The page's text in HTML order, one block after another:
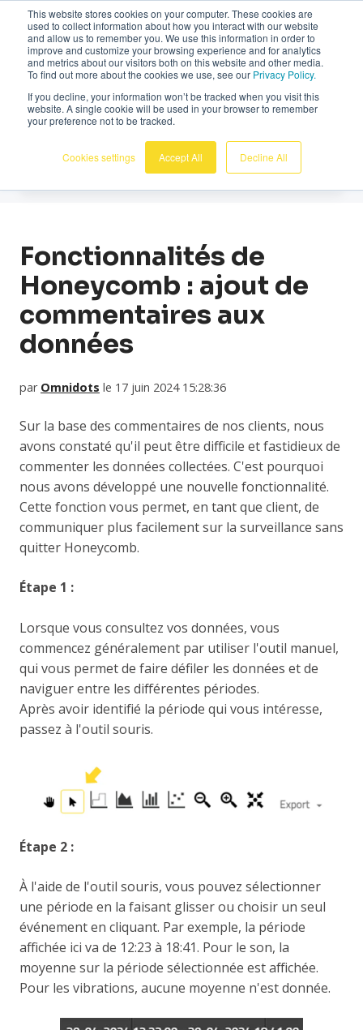
This website stores cookies on your computer. These cookies are
used to collect information about how you interact with our website
and allow us to remember you. We use this information in order to
improve and customize your browsing experience and for analytics
and metrics about our visitors both on this website and other media.
To find out more about the cookies we use, see our Privacy Policy.
If you decline, your information won’t be tracked when you visit this
website. A single cookie will be used in your browser to remember
your preference not to be tracked.
Cookies settings Accept All Decline All
Français
Actualites
Fonctionnalités de
Honeycomb : ajout de
commentaires aux
données
par Omnidots le 17 juin 2024 15:28:36
Sur la base des commentaires de nos clients, nous
avons constaté qu'il peut être difficile et fastidieux de
commenter les données collectées. C'est pourquoi
nous avons développé une nouvelle fonctionnalité.
Cette fonction vous permet, en tant que client, de
communiquer plus facilement sur la surveillance sans
quitter Honeycomb.
Étape 1 :
Lorsque vous consultez vos données, vous
commencez généralement par utiliser l'outil manuel,
qui vous permet de faire défiler les données et de
naviguer entre les différentes périodes.
Après avoir identifié la période qui vous intéresse,
passez à l'outil souris.
Étape 2 :
À l'aide de l'outil souris, vous pouvez sélectionner
une période en la faisant glisser ou choisir un seul
événement en cliquant. Par exemple, la période
affichée ici va de 12:23 à 18:41. Pour le son, la
moyenne sur la période sélectionnée est affichée.
Pour les vibrations, aucune moyenne n'est donnée.